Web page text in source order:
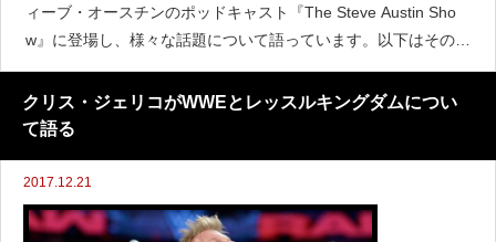
ィーブ・オースチンのポッドキャスト『The Steve Austin Sho
w』に登場し、様々な話題について語っています。以下はそのハ
イライトです。 (さらに&hellip;)
クリス・ジェリコがWWEとレッスルキングダムについ
て語る
2017.12.21